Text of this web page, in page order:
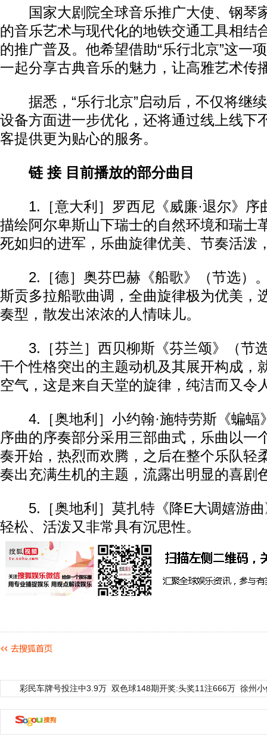
国家大剧院全球音乐推广大使、钢琴
的音乐艺术与现代化的地铁交通工具相结
的推广普及。他希望借助“乐行北京”这一
一起分享古典音乐的魅力，让高雅艺术传
据悉，“乐行北京”启动后，不仅将继
设备方面进一步优化，还将通过线上线下
客提供更为贴心的服务。
链 接 目前播放的部分曲目
1.［意大利］罗西尼《威廉·退尔》序
描绘阿尔卑斯山下瑞士的自然环境和瑞士
死如归的进军，乐曲旋律优美、节奏活泼
2.［德］奥芬巴赫《船歌》（节选）
斯贡多拉船歌曲调，全曲旋律极为优美，
奏型，散发出浓浓的人情味儿。
3.［芬兰］西贝柳斯《芬兰颂》（节
干个性格突出的主题动机及其展开构成，
空气，这是来自天堂的旋律，纯洁而又令
4.［奥地利］小约翰·施特劳斯《蝙蝠
序曲的序奏部分采用三部曲式，乐曲以一
奏开始，热烈而欢腾，之后在整个乐队轻
奏出充满生机的主题，流露出明显的喜剧
5.［奥地利］莫扎特《降E大调嬉游曲
轻松、活泼又非常具有沉思性。
彩民车牌号投注中3.9万 双色球148期开奖:头奖11注666万 徐州